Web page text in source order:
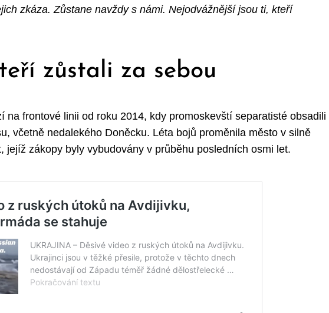
zkáza. Zůstane navždy s námi. Nejodvážnější jsou ti, kteří
zůstali za sebou
na frontové linii od roku 2014, kdy promoskevští separatisté obsadili
včetně nedalekého Doněcku. Léta bojů proměnila město v silně
jejíž zákopy byly vybudovány v průběhu posledních osmi let.